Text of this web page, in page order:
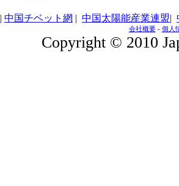
| 中国チベット網 | 中国太陽能産業連盟|
会社概要- 個人
Copyright © 2010